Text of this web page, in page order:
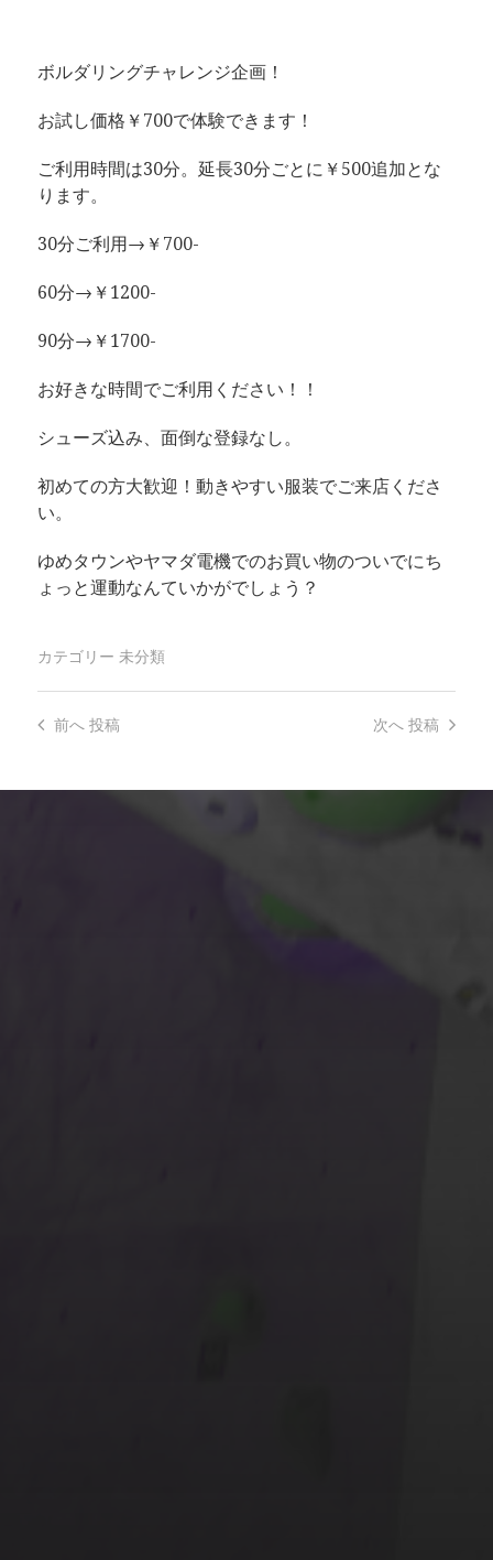
ボルダリングチャレンジ企画！
お試し価格￥700で体験できます！
ご利用時間は30分。延長30分ごとに￥500追加とな
ります。
30分ご利用→￥700-
60分→￥1200-
90分→￥1700-
お好きな時間でご利用ください！！
シューズ込み、面倒な登録なし。
初めての方大歓迎！動きやすい服装でご来店くださ
い。
ゆめタウンやヤマダ電機でのお買い物のついでにち
ょっと運動なんていかがでしょう？
カテゴリー 未分類
次へ 投稿
前へ投稿